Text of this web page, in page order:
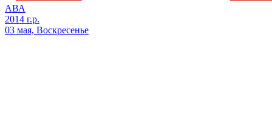
АВА
2014 г.р.
03 мая, Воскресенье